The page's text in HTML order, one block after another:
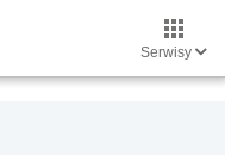
Serwisy